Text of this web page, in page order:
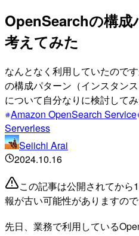
OpenSearchの構成
考えてみた
なんとなく利用していたので
の構成パターン（インスタン
について自分なりに検討してみ
Amazon OpenSearch Service
Serverless
Seiichi Arai
2024.10.16
この記事は公開されてか
報が古い可能性がありますので
先日、業務で利用している